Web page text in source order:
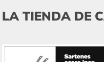
LA TIENDA DE